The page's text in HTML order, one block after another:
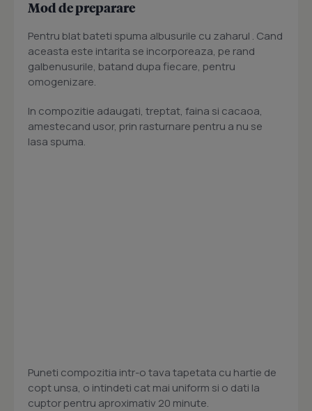
Mod de preparare
Pentru blat bateti spuma albusurile cu zaharul . Cand
aceasta este intarita se incorporeaza, pe rand
galbenusurile, batand dupa fiecare, pentru
omogenizare.
In compozitie adaugati, treptat, faina si cacaoa,
amestecand usor, prin rasturnare pentru a nu se
lasa spuma.
Puneti compozitia intr-o tava tapetata cu hartie de
copt unsa, o intindeti cat mai uniform si o dati la
cuptor pentru aproximativ 20 minute.